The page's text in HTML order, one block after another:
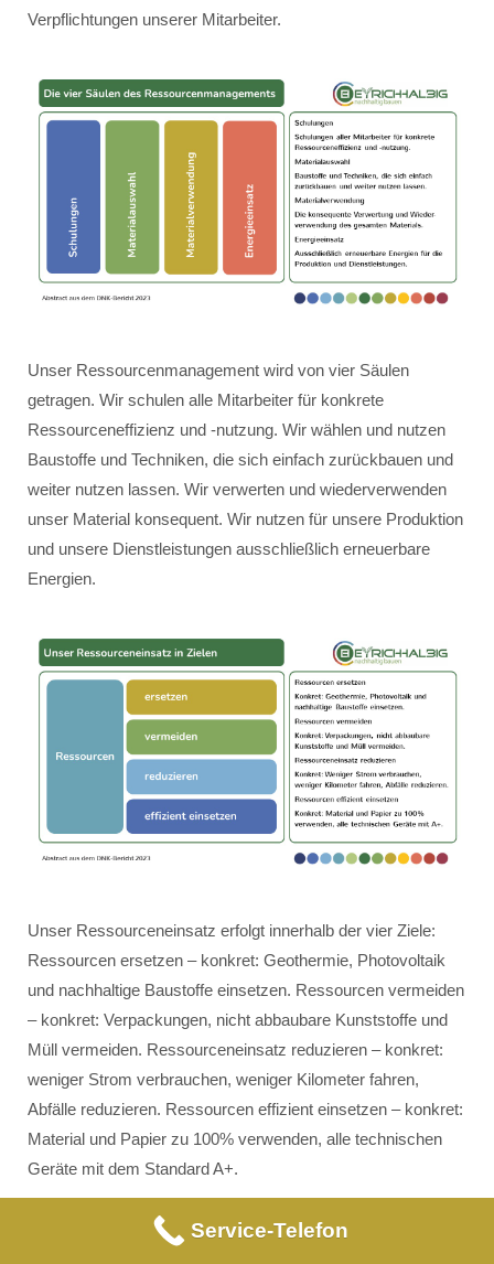
Verpflichtungen unserer Mitarbeiter.
Unser Ressourcenmanagement wird von vier Säulen
getragen. Wir schulen alle Mitarbeiter für konkrete
Ressourceneffizienz und -nutzung. Wir wählen und nutzen
Baustoffe und Techniken, die sich einfach zurückbauen und
weiter nutzen lassen. Wir verwerten und wiederverwenden
unser Material konsequent. Wir nutzen für unsere Produktion
und unsere Dienstleistungen ausschließlich erneuerbare
Energien.
Unser Ressourceneinsatz erfolgt innerhalb der vier Ziele:
Ressourcen ersetzen – konkret: Geothermie, Photovoltaik
und nachhaltige Baustoffe einsetzen. Ressourcen vermeiden
– konkret: Verpackungen, nicht abbaubare Kunststoffe und
Müll vermeiden. Ressourceneinsatz reduzieren – konkret:
weniger Strom verbrauchen, weniger Kilometer fahren,
Abfälle reduzieren. Ressourcen effizient einsetzen – konkret:
Material und Papier zu 100% verwenden, alle technischen
Geräte mit dem Standard A+.
Service-Telefon